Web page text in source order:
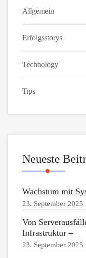
Allgemein
Erfolgsstorys
Technology
Tips
Neueste
Wachstum mit
23. September 2025
Von
Infrastruktur –
23. September 2025